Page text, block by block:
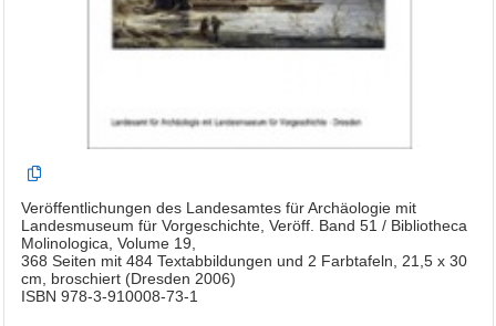
Veröffentlichungen des Landesamtes für Archäologie mit
Landesmuseum für Vorgeschichte, Veröff. Band 51 / Bibliotheca
Molinologica, Volume 19,
368 Seiten mit 484 Textabbildungen und 2 Farbtafeln, 21,5 x 30
cm, broschiert (Dresden 2006)
ISBN 978-3-910008-73-1